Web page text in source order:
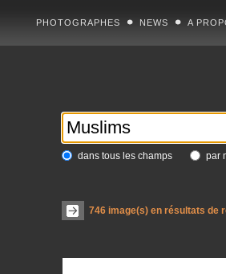
PHOTOGRAPHES NEWS A
dans tous les champs par
746image(s) en résultats de